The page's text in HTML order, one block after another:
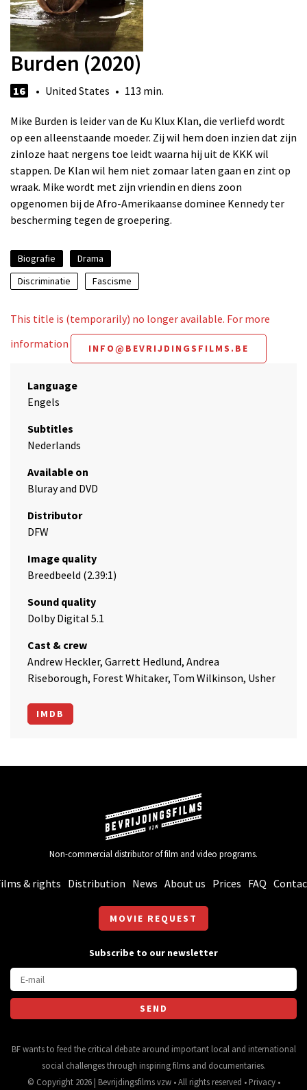
Burden (2020)
16 • United States • 113 min.
Mike Burden is leider van de Ku Klux Klan, die verliefd wordt
op een alleenstaande moeder. Zij wil hem doen inzien dat zijn
zinloze haat nergens toe leidt waarna hij uit de KKK wil
stappen. De Klan wil hem niet zomaar laten gaan en zint op
wraak. Mike wordt met zijn vriendin en diens zoon
opgenomen bij de Afro-Amerikaanse dominee Kennedy ter
bescherming tegen de groepering.
Biografie
Drama
Discriminatie
Fascisme
This title is (temporarily) no longer available. For more
information
INFO@BEVRIJDINGSFILMS.BE
Language
Engels
Subtitles
Nederlands
Available on
Bluray and DVD
Distributor
DFW
Image quality
Breedbeeld (2.39:1)
Sound quality
Dolby Digital 5.1
Cast & crew
Andrew Heckler, Garrett Hedlund, Andrea
Riseborough, Forest Whitaker, Tom Wilkinson, Usher
IMDB
Non-commercial distributor of film and video programs.
& rights Distribution News About us Prices FAQ
MOVIE REQUEST
Subscribe to our newsletter
BF wants to feed the critical debate around important local and international
social challenges through inspiring films and documentaries.
© Copyright 2026 | Bevrijdingsfilms vzw • All rights reserved • Privacy•